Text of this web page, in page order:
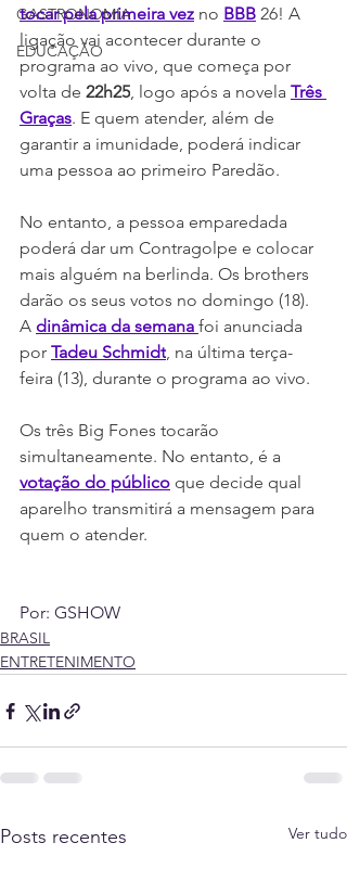
GASTRONOMIA
EDUCAÇÃO
tocar pela primeira vez no BBB 26! A
ligação vai acontecer durante o
programa ao vivo, que começa por
volta de 22h25, logo após a novela Três
Graças. E quem atender, além de
garantir a imunidade, poderá indicar
uma pessoa ao primeiro Paredão.
No entanto, a pessoa emparedada
poderá dar um Contragolpe e colocar
mais alguém na berlinda. Os brothers
darão os seus votos no domingo (18).
A dinâmica da semana foi anunciada
por Tadeu Schmidt, na última terça-
feira (13), durante o programa ao vivo.
Os três Big Fones tocarão
simultaneamente. No entanto, é a
votação do público que decide qual
aparelho transmitirá a mensagem para
quem o atender.
Por: GSHOW
BRASIL
ENTRETENIMENTO
Posts recentes Ver tudo